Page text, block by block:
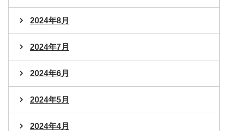
2024年8月
2024年7月
2024年6月
2024年5月
2024年4月